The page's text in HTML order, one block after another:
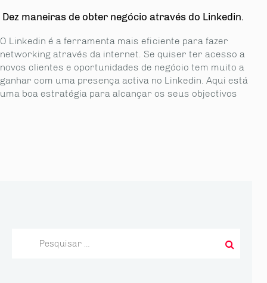
Dez maneiras de obter negócio através do Linkedin.
O Linkedin é a ferramenta mais eficiente para fazer
networking através da internet. Se quiser ter acesso a
novos clientes e oportunidades de negócio tem muito a
ganhar com uma presença activa no Linkedin. Aqui está
uma boa estratégia para alcançar os seus objectivos